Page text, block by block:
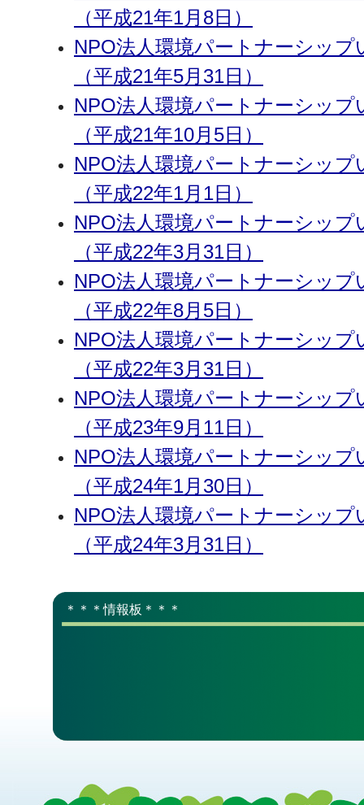
（平成21年1月8日）
NPO法人環境パートナーシ
（平成21年5月31日）
NPO法人環境パートナーシ
（平成21年10月5日）
NPO法人環境パートナーシ
（平成22年1月1日）
NPO法人環境パートナーシ
（平成22年3月31日）
NPO法人環境パートナーシ
（平成22年8月5日）
NPO法人環境パートナーシ
（平成22年3月31日）
NPO法人環境パートナーシ
（平成23年9月11日）
NPO法人環境パートナーシ
（平成24年1月30日）
NPO法人環境パートナーシ
（平成24年3月31日）
＊＊＊情報板＊＊＊